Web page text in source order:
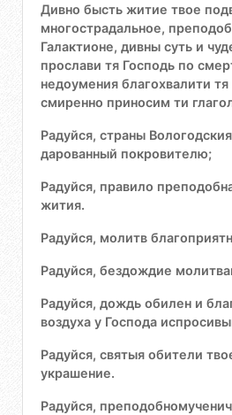
Дивно бысть житие твое
многострадальное,
Галактионе, дивны суть и
прослави тя Господь по
недоумения благохвалити
смиренно приносим ти
Радуйся, страны
дарованный покровителю;
Радуйся, правило
жития.
Радуйся, молитв
Радуйся, бездождие
Радуйся, дождь обилен и
воздуха у Господа
Радуйся, святыя обители
украшение.
Радуйся,